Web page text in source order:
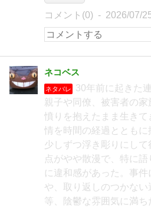
コメント(0) 2026/07/
ネコベス
ネタバレ
30年前に起きた
親子や同僚、被害者の
憤りを抱えたまま生き
情を時間の経過ととも
少しずつ浮き彫りにし
点がやや散漫で、特に
に違和感があった。事
や、取り返しのつかな
等、陰鬱な雰囲気に満